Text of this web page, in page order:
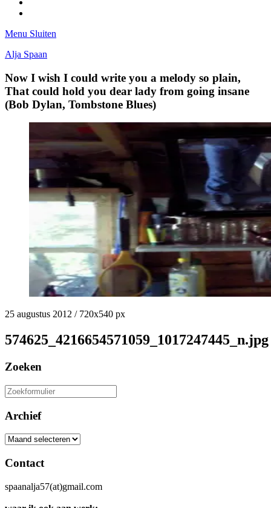
Menu Sluiten
Alja Spaan
Now I wish I could write you a melody so plain,
That could hold you dear lady from going insane
(Bob Dylan, Tombstone Blues)
25 augustus 2012 /720x540 px
574625_4216654571059_1017247445_n.jpg
Zoeken
Zoeken
naar:
Archief
Archief
Contact
spaanalja57(at)gmail.com